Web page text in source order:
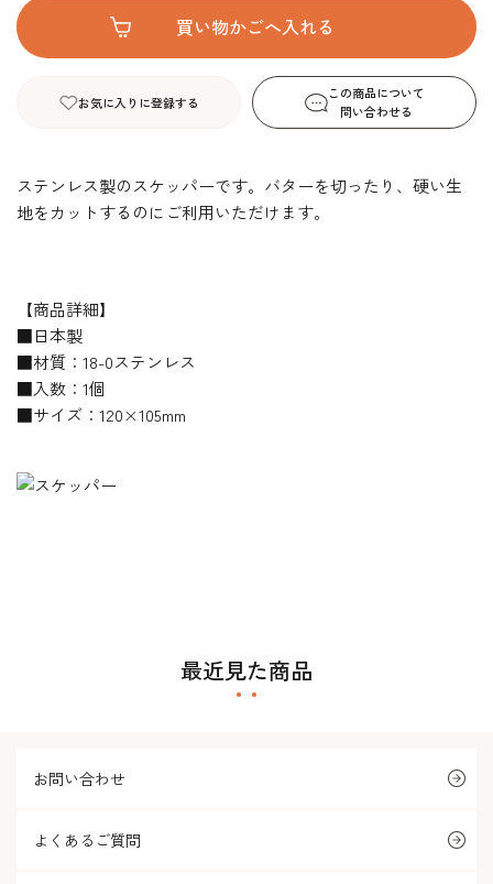
お気に入りに登録する
この商品について
問い合わせる
ステンレス製のスケッパーです。バターを切ったり、硬い生
地をカットするのにご利用いただけます。
【商品詳細】
■日本製
■材質：18-0ステンレス
■入数：1個
■サイズ：120×105mm
最近見た商品
お問い合わせ
よくあるご質問